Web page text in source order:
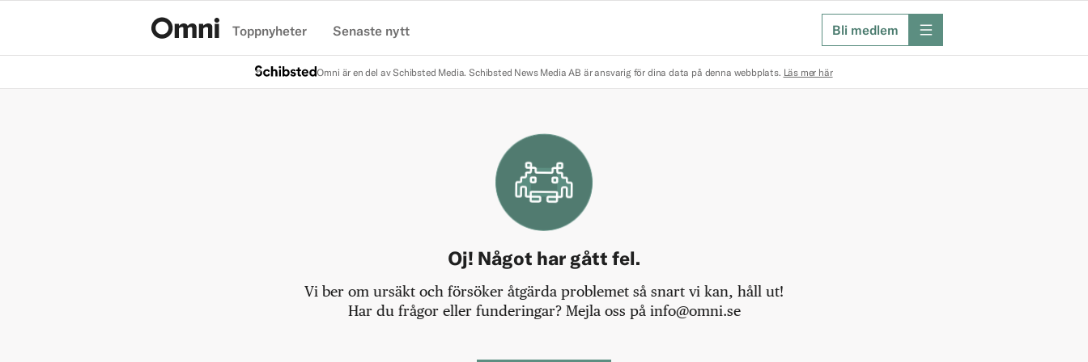
Toppnyheter Senaste nytt Bli medlem meny
Omni är en del av Schibsted Media. Schibsted News Media AB är ansvarig för dina data på denna webbplats. Läs mer här
Oj! Något har gått fel.
Vi ber om ursäkt och försöker åtgärda problemet så snart vi kan, håll ut!
Har du frågor eller funderingar? Mejla oss på info@omni.se